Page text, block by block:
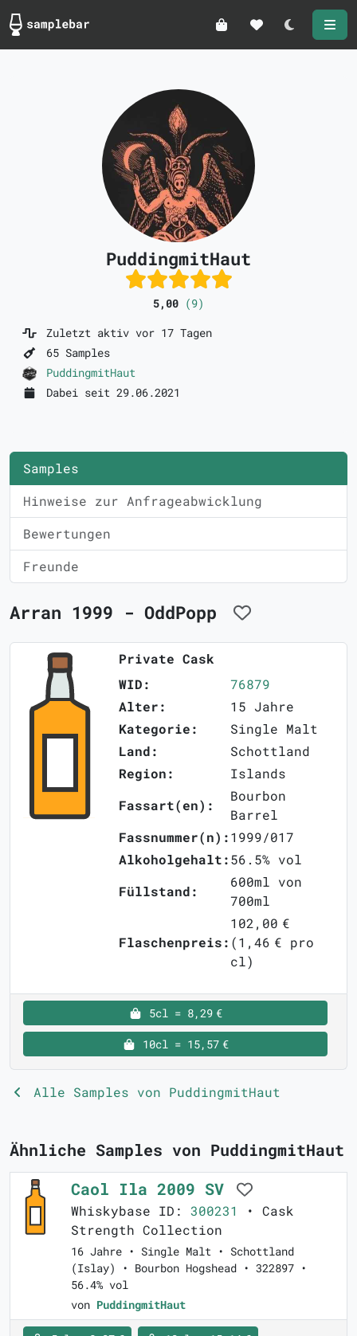
Darkmode
PuddingmitHaut
5,00 (9)
Zuletzt aktiv vor 17 Tagen
65 Samples
PuddingmitHaut
Dabei seit 29.06.2021
Samples
Hinweise zur Anfrageabwicklung
Bewertungen
Freunde
Arran 1999 - OddPopp
Private Cask
WID:
76879
Alter:
15 Jahre
Kategorie:
Single Malt
Land:
Schottland
Region:
Islands
Fassart(en):
Bourbon
Barrel
Fassnummer(n):1999/017
Alkoholgehalt:56.5% vol
Füllstand:
600ml von
700ml
Flaschenpreis:
102,00 €
(1,46 € pro
cl)
5cl = 8,29 €
10cl = 15,57 €
Alle Samples von PuddingmitHaut
Ähnliche Samples von PuddingmitHaut
Caol Ila 2009 SV
Whiskybase ID: 300231
• Cask
Strength Collection
16 Jahre • Single Malt • Schottland
(Islay) • Bourbon Hogshead • 322897 •
56.4% vol
von PuddingmitHaut